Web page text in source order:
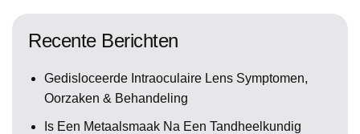
Recente Berichten
Gedisloceerde Intraoculaire Lens Symptomen,
Oorzaken & Behandeling
Is Een Metaalsmaak Na Een Tandheelkundig